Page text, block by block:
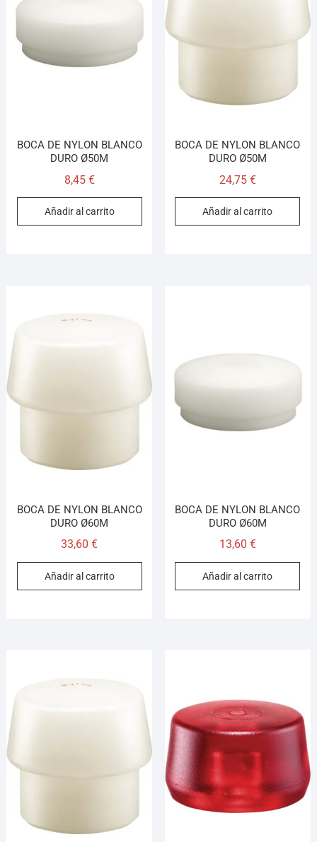
BOCA DE NYLON BLANCO
DURO Ø50M
8,45 €
Añadir al carrito
BOCA DE NYLON BLANCO
DURO Ø50M
24,75 €
Añadir al carrito
BOCA DE NYLON BLANCO
DURO Ø60M
33,60€
Añadir al carrito
BOCA DE NYLON BLANCO
DURO Ø60M
13,60 €
Añadir al carrito